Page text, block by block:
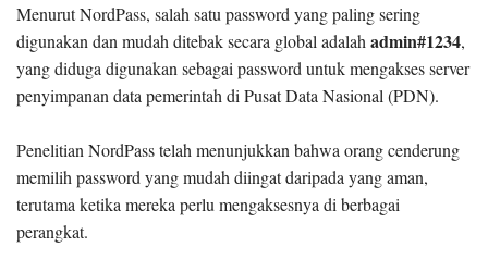
Menurut NordPass, salah satu password yang paling sering
digunakan dan mudah ditebak secara global adalah admin#1234,
yang diduga digunakan sebagai password untuk mengakses server
penyimpanan data pemerintah di Pusat Data Nasional (PDN).
Penelitian NordPass telah menunjukkan bahwa orang cenderung
memilih password yang mudah diingat daripada yang aman,
terutama ketika mereka perlu mengaksesnya di berbagai
perangkat.